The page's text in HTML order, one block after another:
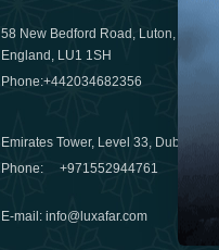
58 New Bedford Road, Luton,
England, LU1 1SH
Phone:+442034682356
Emirates Tower, Level 33, Dubai, UAE
Phone:+971552944761
E-mail :info@luxafar.com